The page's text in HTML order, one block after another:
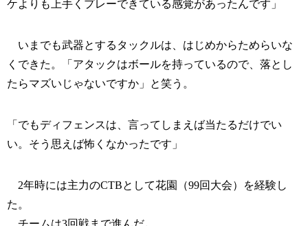
ケよりも上手くプレーできている感覚があったんです」
いまでも武器とするタックルは、はじめからためらいな
くできた。「アタックはボールを持っているので、落とし
たらマズいじゃないですか」と笑う。
「でもディフェンスは、言ってしまえば当たるだけでい
い。そう思えば怖くなかったです」
2年時には主力のCTBとして花園（99回大会）を経験し
た。